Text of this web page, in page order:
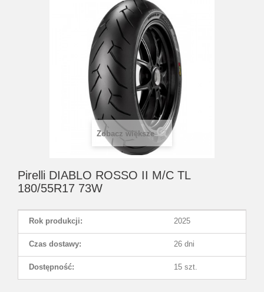
Zobacz większe
Pirelli DIABLO ROSSO II M/C TL
180/55R17 73W
Rok produkcji: 2025
Czas dostawy: 26 dni
Dostępność: 15 szt.